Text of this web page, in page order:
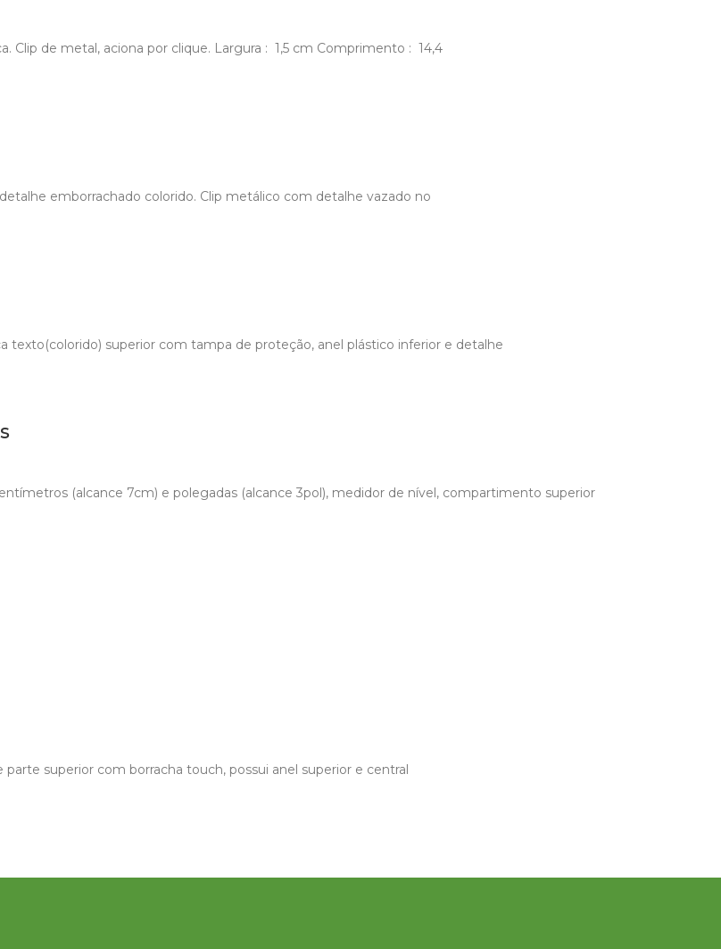
Clip de metal, aciona por clique. Largura : 1,5 cm Comprimento : 14,4
emborrachado colorido. Clip metálico com detalhe vazado no
texto(colorido) superior com tampa de proteção, anel plástico inferior e detalhe
(alcance 7cm) e polegadas (alcance 3pol), medidor de nível, compartimento superior
superior com borracha touch, possui anel superior e central